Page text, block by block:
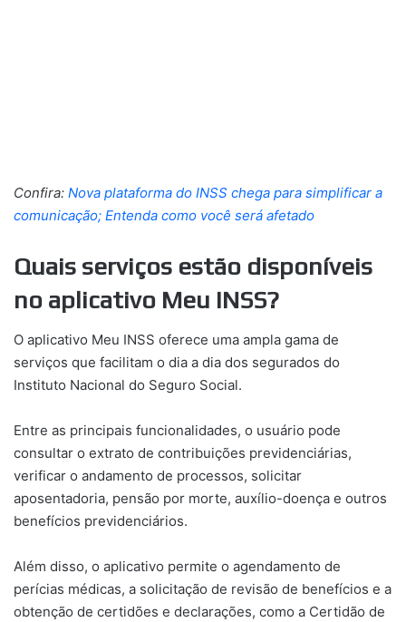
Confira: Nova plataforma do INSS chega para simplificar a
comunicação; Entenda como você será afetado
Quais serviços estão disponíveis
no aplicativo Meu INSS?
O aplicativo Meu INSS oferece uma ampla gama de
serviços que facilitam o dia a dia dos segurados do
Instituto Nacional do Seguro Social.
Entre as principais funcionalidades, o usuário pode
consultar o extrato de contribuições previdenciárias,
verificar o andamento de processos, solicitar
aposentadoria, pensão por morte, auxílio-doença e outros
benefícios previdenciários.
Além disso, o aplicativo permite o agendamento de
perícias médicas, a solicitação de revisão de benefícios e a
obtenção de certidões e declarações, como a Certidão de